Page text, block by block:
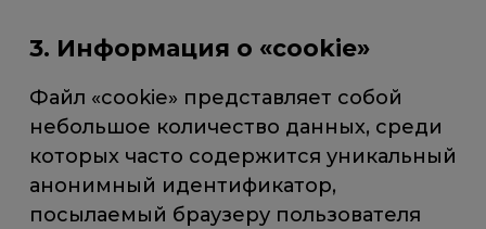
3. Информация о «cookie»
Файл «cookie» представляет собой
небольшое количество данных, среди
которых часто содержится уникальный
анонимный идентификатор,
посылаемый браузеру пользователя